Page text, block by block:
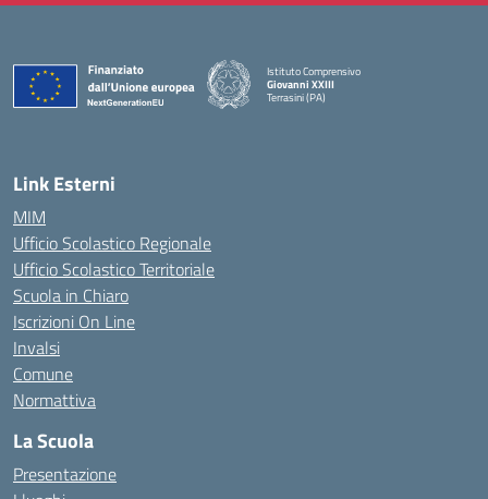
Istituto Comprensivo
Giovanni XXIII
Terrasini (PA)
Link Esterni
MIM
Ufficio Scolastico Regionale
Ufficio Scolastico Territoriale
Scuola in Chiaro
Iscrizioni On Line
Invalsi
Comune
Normattiva
La Scuola
Presentazione